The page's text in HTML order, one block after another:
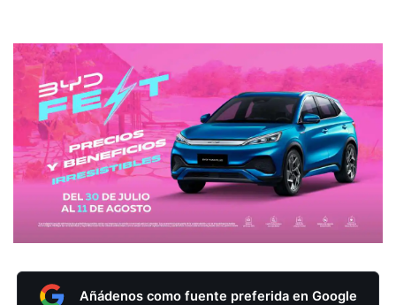
Añádenos como fuente preferida en Google